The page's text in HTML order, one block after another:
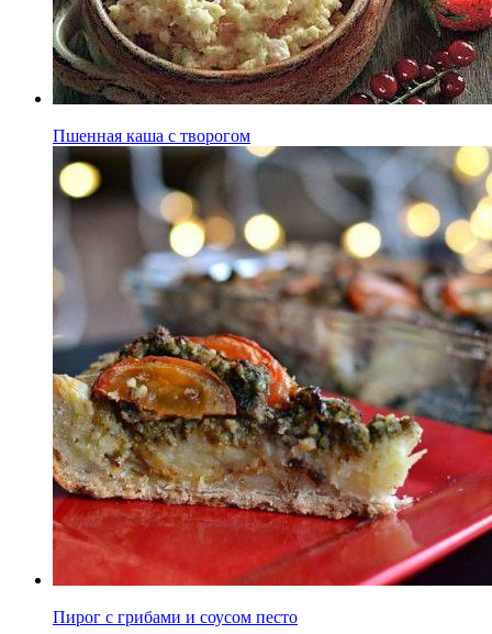
Пшенная каша с творогом
Пирог с грибами и соусом песто